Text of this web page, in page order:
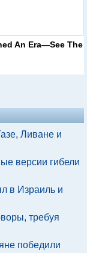
An Era—See The
Ливане и
версии гибели
в Израиль и
требуя
победили